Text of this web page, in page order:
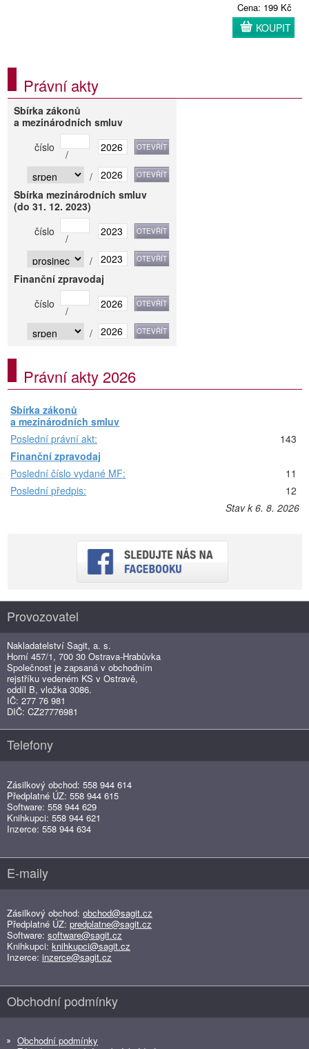
Cena: 199 Kč
KOUPIT
Právní akty
Sbírka zákonů
a mezinárodních smluv
číslo
/
/
Sbírka mezinárodních smluv
(do 31. 12. 2023)
číslo
/
/
Finanční zpravodaj
číslo
/
/
Právní akty 2026
Sbírka zákonů
a mezinárodních smluv
Poslední právní akt:
143
Finanční zpravodaj
Poslední číslo vydané MF:
11
Poslední předpis:
12
Stav k 6. 8. 2026
Provozovatel
Nakladatelství Sagit, a. s.
Horní 457/1, 700 30 Ostrava-Hrabůvka
Společnost je zapsaná v obchodním
rejstříku vedeném KS v Ostravě,
oddíl B, vložka 3086.
IČ: 277 76 981
DIČ: CZ27776981
Telefony
Zásilkový obchod: 558 944 614
Předplatné ÚZ: 558 944 615
Software: 558 944 629
Knihkupci: 558 944 621
Inzerce: 558 944 634
E-maily
Zásilkový obchod: obchod@sagit.cz
Předplatné ÚZ: predplatne@sagit.cz
Software: software@sagit.cz
Knihkupci: knihkupci@sagit.cz
Inzerce: inzerce@sagit.cz
Obchodní podmínky
Obchodní podmínky